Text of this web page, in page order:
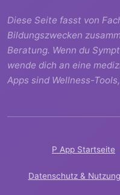
Diese Seite fasst von
Bildungszwecken
Beratung. Wenn du
wende dich an eine
Apps sind Wellness-
P App Startseite
Datenschutz &